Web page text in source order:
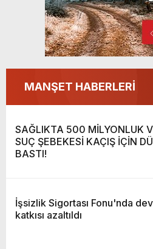
MANŞET HABERLERİ
SAĞLIKTA 500 MİLYONLUK
SUÇ ŞEBEKESİ KAÇIŞ İÇİN
BASTI!
İşsizlik Sigortası Fonu'nda
katkısı azaltıldı